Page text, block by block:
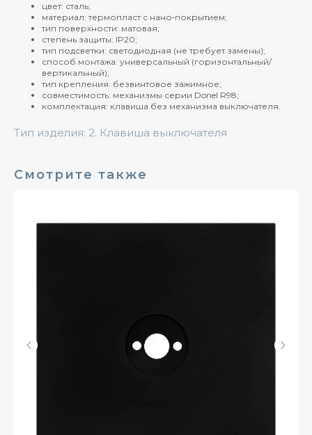
цвет: сталь;
материал: термопласт с нано‑покрытием;
тип поверхности: матовая;
степень защиты: IP20;
тип подсветки: светодиодная (не требует замены);
способ монтажа: универсальный (горизонтальный/
вертикальный);
тип крепления: безвинтовое зажимное;
совместимость: механизмы серии Donel R98;
комплектация: клавиша без механизма выключателя.
Тип изделия: 2. Клавиша выключателя
Смотрите также